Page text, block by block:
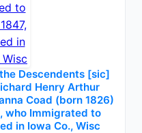
Descendents [sic]
Henry Arthur
Coad (born 1826)
who Immigrated to
in Iowa Co., Wisc